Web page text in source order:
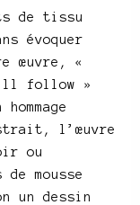
de tissu
évoquer
œuvre, «
follow »
l’œuvre
ou
mousse
un dessin